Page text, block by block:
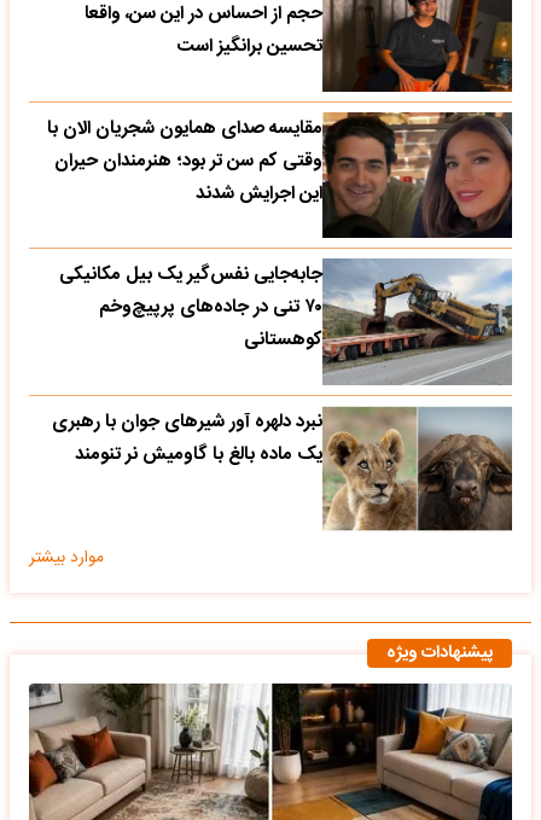
حجم از احساس در این سن، واقعا
تحسین‌ برانگیز است
مقایسه صدای همایون شجریان الان با
وقتی کم سن تر بود؛ هنرمندان حیران
این اجرایش شدند
جابه‌جایی نفس‌گیر یک بیل مکانیکی
۷۰ تنی در جاده‌های پرپیچ‌وخم
کوهستانی
نبرد دلهره آور شیرهای جوان با رهبری
یک ماده بالغ با گاومیش نر تنومند
موارد بیشتر
پیشنهادات ویژه